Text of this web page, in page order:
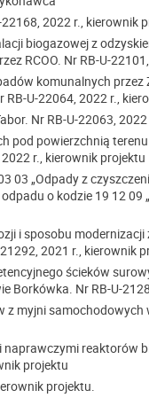
2022 r., kierownik
biogazowej z
RCOO. Nr RB-U-
komunalnych przez
U-22064, 2022 r.,
Nr RB-U-22063,
pod powierzchnią
r., kierownik projektu
03 „Odpady z
o kodzie 19 12 09
i sposobu
2021 r., kierownik
ścieków
Borkówka. Nr RB-U-
myjni samochodowych
reaktorów
projektu
projektu.